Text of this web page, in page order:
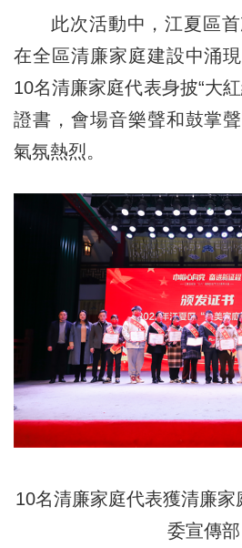
此次活動中，江夏區首
在全區清廉家庭建設中涌
10名清廉家庭代表身披“大
證書，會場音樂聲和鼓掌
氣氛熱烈。
10名清廉家庭代表獲清廉
委宣傳部